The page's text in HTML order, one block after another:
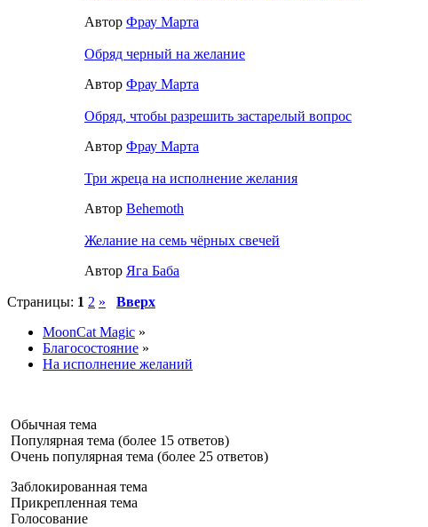
Автор Фрау Марта
Обряд черный на желание
Автор Фрау Марта
Обряд, чтобы разрешить застарелый вопрос
Автор Фрау Марта
Три жреца на исполнение желания
Автор Behemoth
Желание на семь чёрных свечей
Автор Яга Баба
Страницы: 1 2 »
Вверх
MoonCat Magic »
Благосостояние »
На исполнение желаний
Обычная тема
Популярная тема (более 15 ответов)
Очень популярная тема (более 25 ответов)
Заблокированная тема
Прикрепленная тема
Голосование